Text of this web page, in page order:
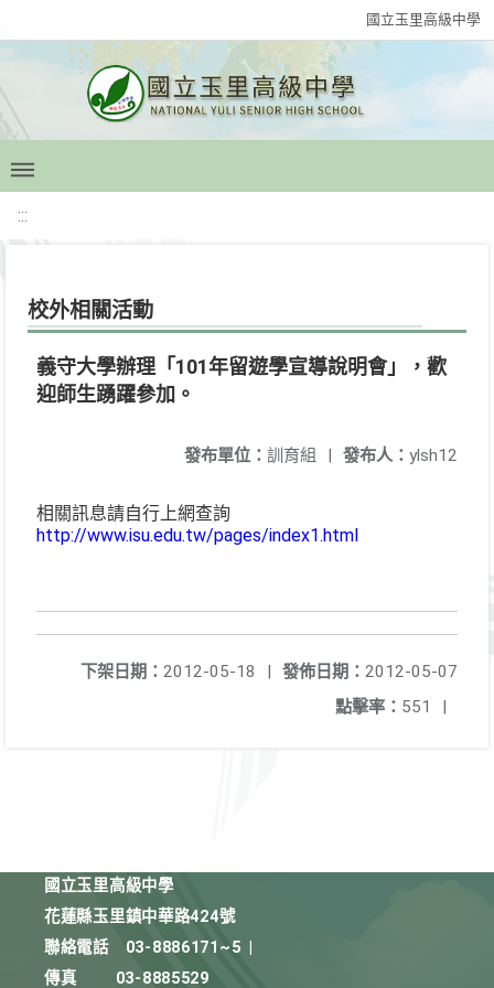
國立玉里高級中學
:::
校外相關活動
義守大學辦理「101年留遊學宣導說明會」，歡
迎師生踴躍參加。
發布人： ylsh12
發布單位： 訓育組 |
相關訊息請自行上網查詢
http://www.isu.edu.tw/pages/index1.html
發佈日期： 2012-05-07
下架日期： 2012-05-18
|
點擊率： 551 |
國立玉里高級中學
花蓮縣玉里鎮中華路424號
聯絡電話
03-8886171~5
傳真
03-8885529